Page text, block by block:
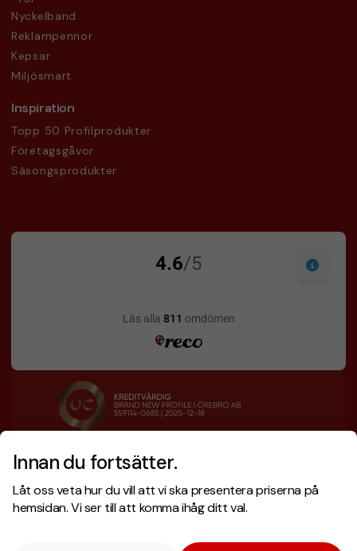
Innan du fortsätter.
Låt oss veta hur du vill att vi ska presentera priserna på
hemsidan. Vi ser till att komma ihåg ditt val.
Nyckelband
Reklampennor
Kepsar
Miljösmart
Inspiration
Topp 50 Profilprodukter
Företagsgåvor
Säsongsprodukter
Designskiss inom 1 h
Fri offert
Snabb leverans